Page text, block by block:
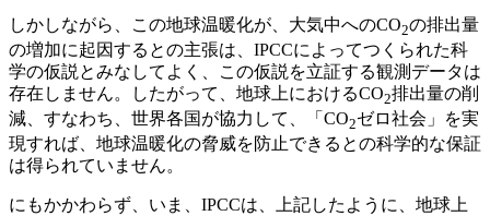
しかしながら、この地球温暖化が、大気中へのCO2の排出量
の増加に起因するとの主張は、IPCCによってつくられた科
学の仮説とみなしてよく、この仮説を立証する観測データは
存在しません。したがって、地球上におけるCO2排出量の削
減、すなわち、世界各国が協力して、「CO2ゼロ社会」を実
現すれば、地球温暖化の脅威を防止できるとの科学的な保証
は得られていません。
にもかかわらず、いま、IPCCは、上記したように、地球上